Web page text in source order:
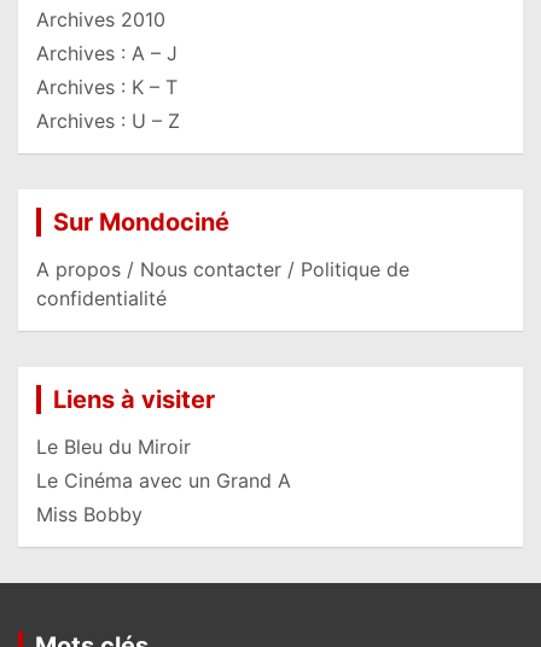
Archives 2010
Archives : A – J
Archives : K – T
Archives : U – Z
Sur Mondociné
A propos / Nous contacter / Politique de
confidentialité
Liens à visiter
Le Bleu du Miroir
Le Cinéma avec un Grand A
Miss Bobby